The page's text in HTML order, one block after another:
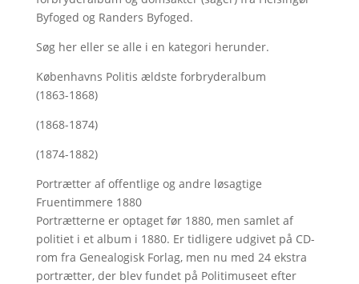
Byfoged og Randers Byfoged.
Søg hereller se alle i en kategori herunder.
Københavns Politis ældste forbryderalbum
(1863-1868)
(1868-1874)
(1874-1882)
Portrætter af offentlige og andre løsagtige
Fruentimmere 1880
Portrætterne er optaget før 1880, men samlet af
politiet i et album i 1880. Er tidligere udgivet på CD-
rom fra Genealogisk Forlag, men nu med 24 ekstra
portrætter, der blev fundet på Politimuseet efter